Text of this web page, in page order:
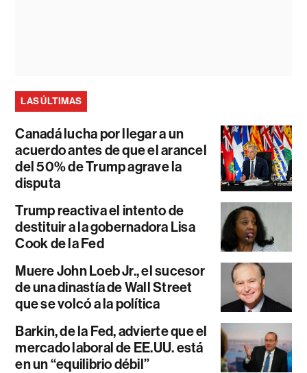
LAS ÚLTIMAS
Canadá lucha por llegar a un
acuerdo antes de que el arancel
del 50% de Trump agrave la
disputa
Trump reactiva el intento de
destituir a la gobernadora Lisa
Cook de la Fed
Muere John Loeb Jr., el sucesor
de una dinastía de Wall Street
que se volcó a la política
Barkin, de la Fed, advierte que el
mercado laboral de EE.UU. está
en un “equilibrio débil”